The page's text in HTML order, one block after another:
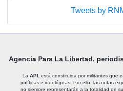
Tweets by
Agencia Para La Libertad,
La APL está constituida por militantes que
políticas e ideológicas. Por ello, las notas
no siempre representarán a la totalidad de